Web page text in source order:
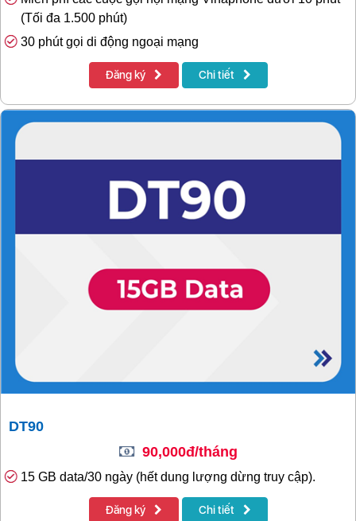
(Tối đa 1.500 phút)
30 phút gọi di động ngoại mạng
Đăng ký Chi tiết
DT90
90,000đ/tháng
15 GB data/30 ngày (hết dung lượng dừng truy cập).
Đăng ký Chi tiết